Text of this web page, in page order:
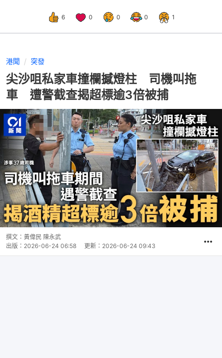
6 0 0 0 1
港聞 突發
尖沙咀私家車撞欄撼燈柱 司機叫拖
車 遭警截查揭超標逾3倍被捕
撰文： 黃偉民 陳永武
出版： 2026-06-24 06:58 更新： 2026-06-24 09:43